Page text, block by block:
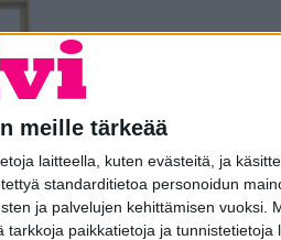
meille tärkeää
laitteella, kuten evästeitä, ja
standarditietoa personoidun
ja palvelujen kehittämisen vuoksi.
paikkatietoja ja tunnistetietoja
Kuulto